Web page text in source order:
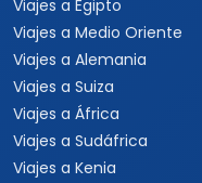
Viajes a Egipto
Viajes a Medio Oriente
Viajes a Alemania
Viajes a Suiza
Viajes a África
Viajes a Sudáfrica
Viajes a Kenia